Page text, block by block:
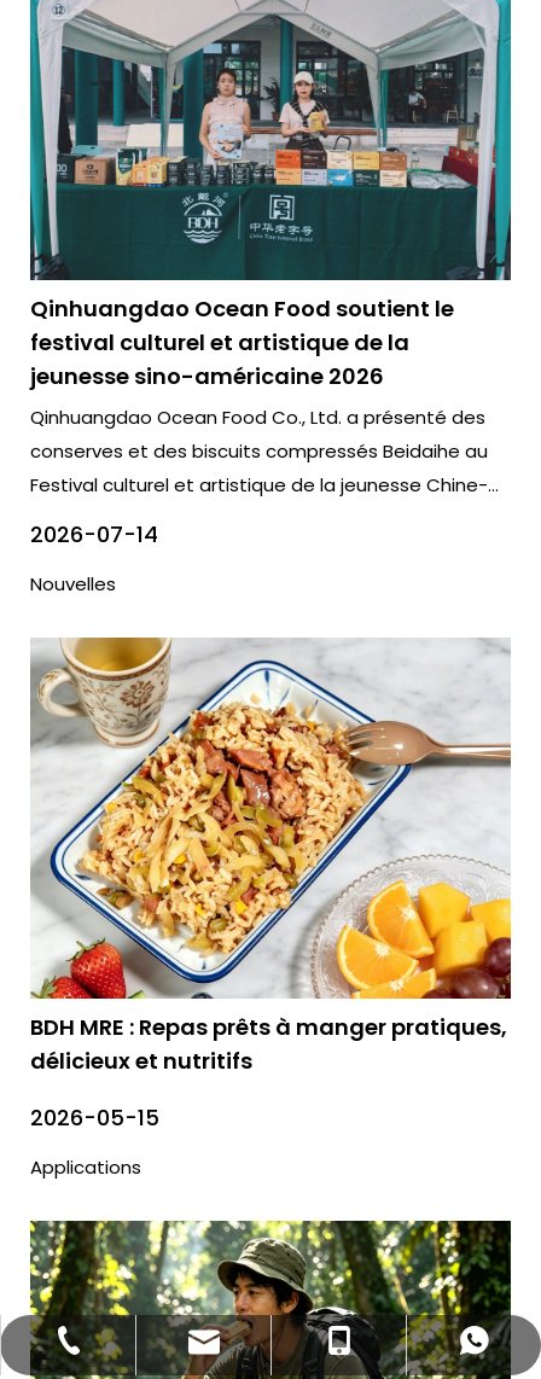
Qinhuangdao Ocean Food soutient le
festival culturel et artistique de la
jeunesse sino-américaine 2026
Qinhuangdao Ocean Food Co., Ltd. a présenté des
conserves et des biscuits compressés Beidaihe au
Festival culturel et artistique de la jeunesse Chine-
2026-07-14
Nouvelles
BDH MRE : Repas prêts à manger pratiques,
délicieux et nutritifs
2026-05-15
Applications
+86-335-3957085
bettyzhang@qhdhysp.com
+
+86 13133515208